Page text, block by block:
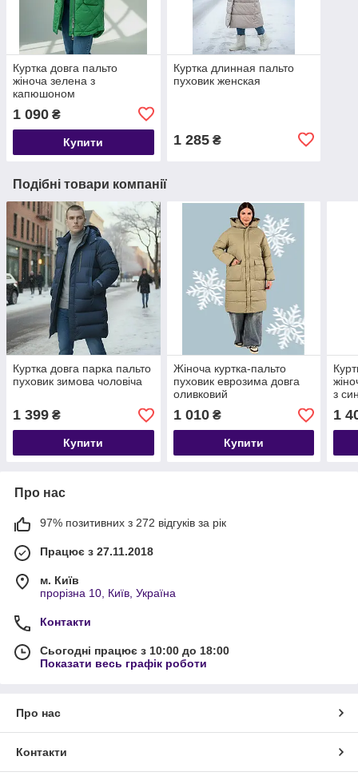
Куртка довга пальто
жіноча зелена з
капюшоном
1 090 ₴
Купити
Куртка длинная пальто
пуховик женская
1 285₴
Подібні товари компанії
Куртка довга парка пальто
пуховик зимова чоловіча
1 399 ₴
Купити
Жіноча куртка-пальто
пуховик еврозима довга
оливковий
1 010₴
Купити
з
1
Про нас
97% позитивних з 272 відгуків за рік
Працює з 27.11.2018
м. Київ
прорізна 10, Київ, Україна
Контакти
Сьогодні працює з 10:00 до 18:00
Показати весь графік роботи
Про нас
Контакти